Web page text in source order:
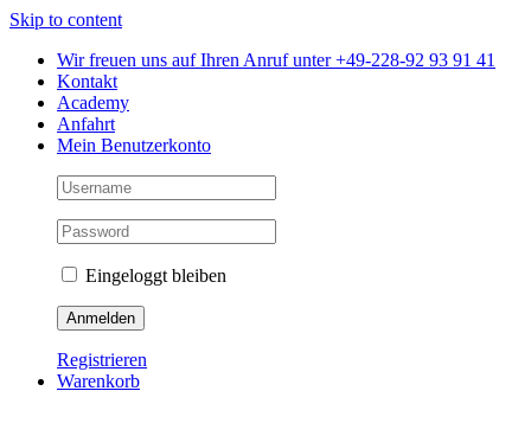
Skip to content
Wir freuen uns auf Ihren Anruf unter +49-228-92 93 91 41
Kontakt
Academy
Anfahrt
Mein Benutzerkonto
Eingeloggt bleiben
Registrieren
Warenkorb